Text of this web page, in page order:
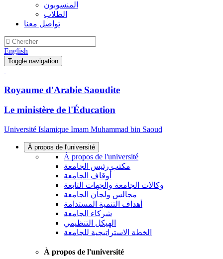
المنسوبون
الطلاب
تواصل معنا
English
Toggle navigation
Royaume d'Arabie Saoudite
Le ministère de l'Éducation
Université Islamique Imam Muhammad bin Saoud
À propos de l'université
À propos de l'université
مكتب رئيس الجامعة
أوقاف الجامعة
وكالات الجامعة والجهات التابعة
مجالس ولجان الجامعة
أهداف التنمية المستدامة
شركاء الجامعة
الهيكل التنظيمي
الخطة الاستراتيجية للجامعة
À propos de l'université